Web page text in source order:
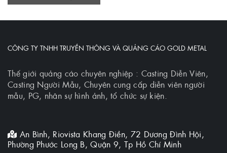
CÔNG TY TNHH TRUYỀN THÔNG VÀ QUẢNG CÁO GOLD METAL
Thế giới quảng cáo chuyên nghiệp : Casting Diễn Viên,
Casting Người Mẫu, Chuyên cung cấp diễn viên người
mẫu, PG, nhân sự hình ảnh, tổ chức sự kiện.
An Bình, Riovista Khang Điền, 72 Dương Đình Hội,
Phường Phước Long B, Quận 9, Tp Hồ Chí Minh